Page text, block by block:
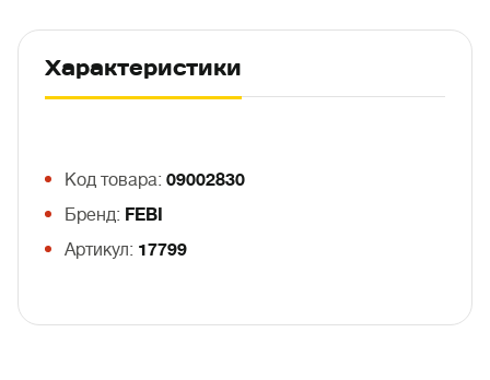
Характеристики
Код товара: 09002830
Бренд: FEBI
Артикул: 17799